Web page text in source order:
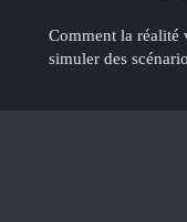
Comment la réalité
simuler des